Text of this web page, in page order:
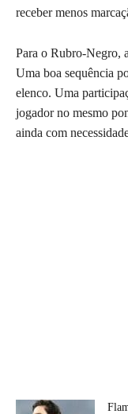
receber menos
Para o Rubro-Negro,
Uma boa sequência
elenco. Uma
jogador no mesmo
ainda com